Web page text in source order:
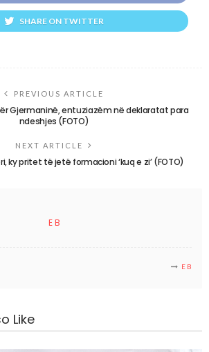
SHARE ON TWITTER
PREVIOUS ARTICLE
Gjermaninë, entuziazëm në deklaratat para
ndeshjes (FOTO)
NEXT ARTICLE
ky pritet të jetë formacioni ‘kuq e zi’ (FOTO)
E B
E B
Like